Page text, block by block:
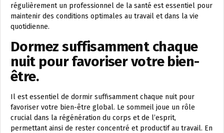
régulièrement un professionnel de la santé est essentiel pour
maintenir des conditions optimales au travail et dans la vie
quotidienne.
Dormez suffisamment chaque
nuit pour favoriser votre bien-
être.
Il est essentiel de dormir suffisamment chaque nuit pour
favoriser votre bien-être global. Le sommeil joue un rôle
crucial dans la régénération du corps et de l’esprit,
permettant ainsi de rester concentré et productif au travail. En